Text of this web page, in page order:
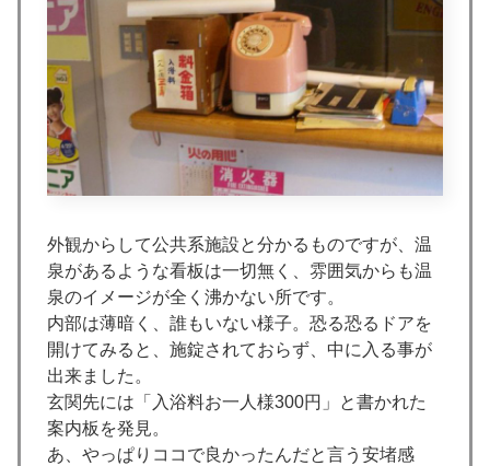
外観からして公共系施設と分かるものですが、温
泉があるような看板は一切無く、雰囲気からも温
泉のイメージが全く沸かない所です。
内部は薄暗く、誰もいない様子。恐る恐るドアを
開けてみると、施錠されておらず、中に入る事が
出来ました。
玄関先には「入浴料お一人様300円」と書かれた
案内板を発見。
あ、やっぱりココで良かったんだと言う安堵感